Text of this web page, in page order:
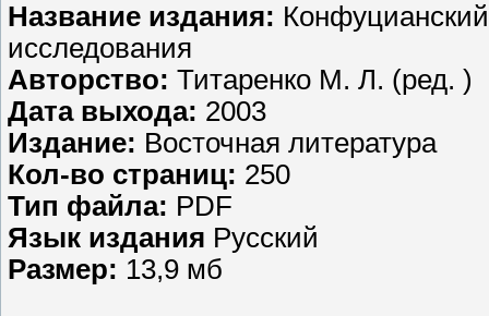
Название издания:
исследования
Авторство: Титаренко М. Л. (ред. )
Дата выхода: 2003
Издание: Восточная литература
Кол-во страниц: 250
Тип файла: PDF
Язык издания Русский
Размер: 13,9 мб